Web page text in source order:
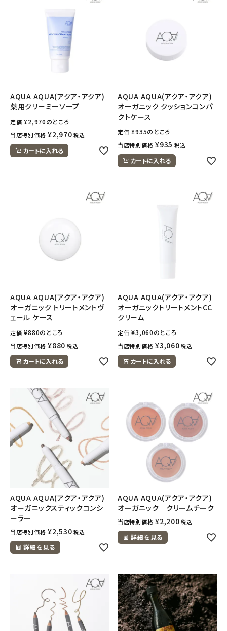
AQUA AQUA(アクア・アクア)
薬用クリーミーソープ
定価 ¥2,970のところ
当店特別価格 ¥2,970 税込
カートに入れる
AQUA AQUA(アクア・アクア)
オーガニック クッションコンパ
クトケース
定価 ¥935のところ
当店特別価格 ¥935 税込
カートに入れる
AQUA AQUA(アクア・アクア)
オーガニック トリートメントヴ
ェール ケース
定価 ¥880のところ
当店特別価格 ¥880 税込
カートに入れる
AQUA AQUA(アクア・アクア)
オーガニックトリートメントCC
クリーム
定価 ¥3,060のところ
当店特別価格 ¥3,060 税込
カートに入れる
AQUA AQUA(アクア・アクア)
オーガニックスティックコンシ
ーラー
当店特別価格 ¥2,530 税込
詳細を見る
AQUA AQUA(アクア・アクア)
オーガニック クリームチーク
当店特別価格 ¥2,200 税込
詳細を見る